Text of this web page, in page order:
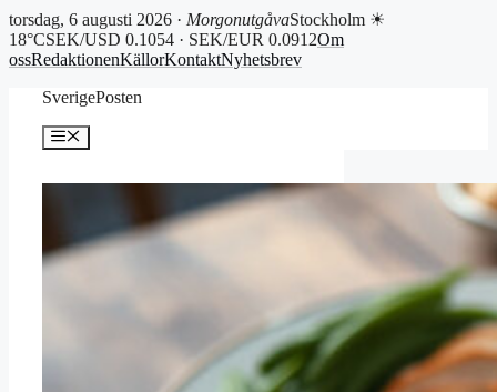
torsdag, 6 augusti 2026 · MorgonutgåvaStockholm ☀
18°CSEK/USD 0.1054 · SEK/EUR 0.0912Om
ossRedaktionenKällorKontaktNyhetsbrev
SverigePosten
Meny